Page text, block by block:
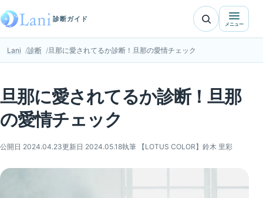
診断ガイド
メニュー
Lani 診断 旦那に愛されてるか診断！旦那の愛情チェック
旦那に愛されてるか診断！旦那
の愛情チェック
公開日 2024.04.23更新日 2024.05.18執筆 【LOTUS COLOR】鈴木 里彩